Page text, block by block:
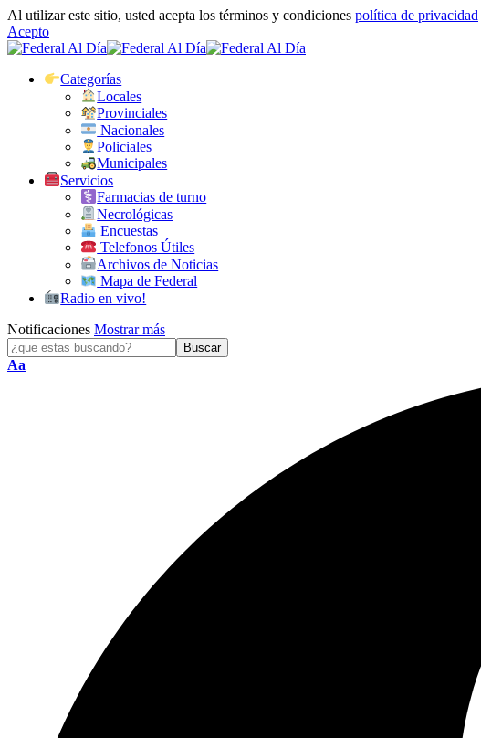
Al utilizar este sitio, usted acepta los términos y condiciones política de privacidad
Acepto
Categorías
Locales
Provinciales
Nacionales
Policiales
Municipales
Servicios
Farmacias de turno
Necrológicas
Encuestas
Telefonos Útiles
Archivos de Noticias
Mapa de Federal
Radio en vivo!
Notificaciones Mostrar más
Tamaño
Aa